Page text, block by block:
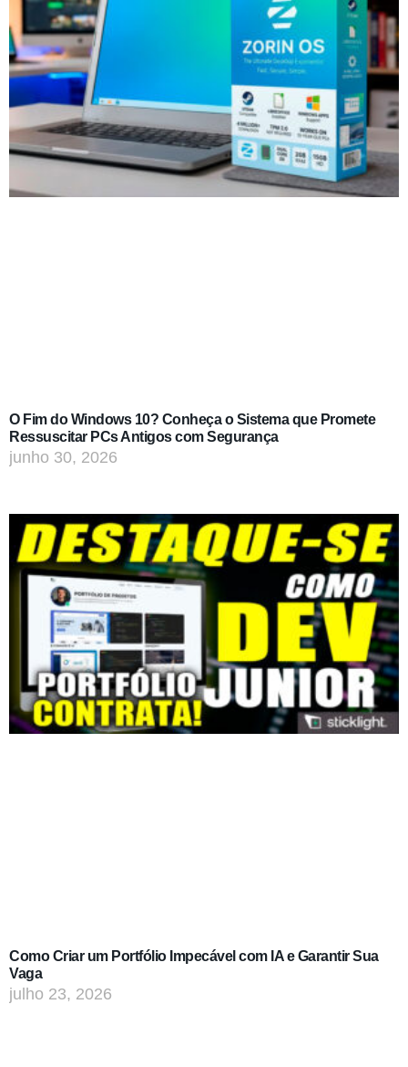
O Fim do Windows 10? Conheça o Sistema que Promete
Ressuscitar PCs Antigos com Segurança
junho 30, 2026
Como Criar um Portfólio Impecável com IA e Garantir Sua
Vaga
julho 23, 2026